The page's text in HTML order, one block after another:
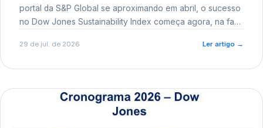
portal da S&P Global se aproximando em abril, o sucesso
no Dow Jones Sustainability Index começa agora, na fase
29 de jul. de 2026 Ler artigo →